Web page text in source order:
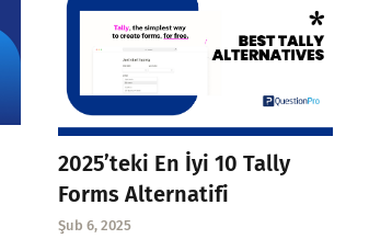
2025’teki En İyi 10 Tally
Forms Alternatifi
Şub 6, 2025